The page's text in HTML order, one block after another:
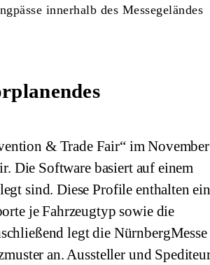
innerhalb des Messegeländes
& Trade Fair“ im November
Die Software basiert auf einem
sind. Diese Profile enthalten
je Fahrzeugtyp sowie die
legt die
an. Aussteller und